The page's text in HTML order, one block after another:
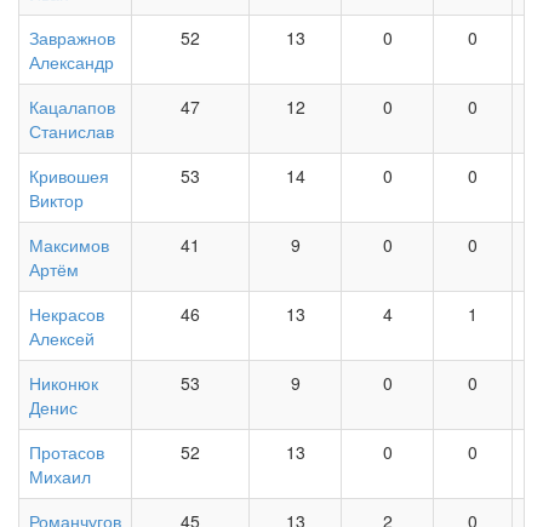
Завражнов
Александр
52 13 0 0
Кацалапов
Станислав
47 12 0 0
Кривошея
Виктор
53 14 0 0
Максимов
Артём
41 9 0 0
Некрасов
Алексей
46 13 4 1
Никонюк
Денис
53 9 0 0
Протасов
Михаил
52 13 0 0
Романчугов
45 13 2 0